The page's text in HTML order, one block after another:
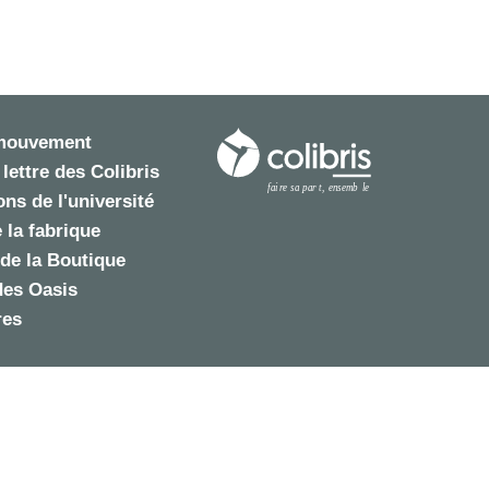
des Colibris
de l'université
la fabrique
la Boutique
Oasis